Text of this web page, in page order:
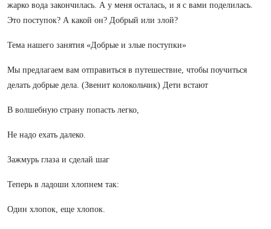
жарко вода закончилась. А у меня осталась, и я с вами поделилась.
Это поступок? А какой он? Добрый или злой?
Тема нашего занятия «Добрые и злые поступки»
Мы предлагаем вам отправиться в путешествие, чтобы поучиться
делать добрые дела. (Звенит колокольчик) Дети встают
В волшебную страну попасть легко,
Не надо ехать далеко.
Зажмурь глаза и сделай шаг
Теперь в ладоши хлопнем так:
Один хлопок, еще хлопок.